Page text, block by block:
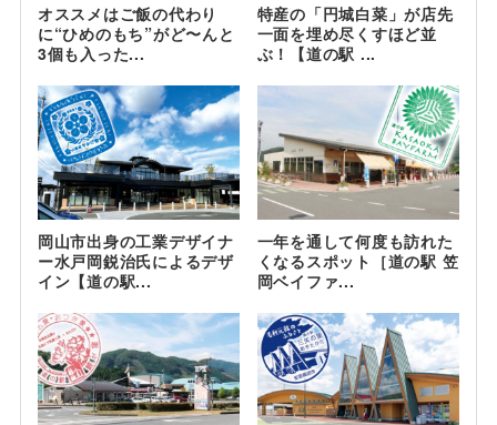
オススメはご飯の代わり
に“ひめのもち”がど〜んと
3個も入った...
特産の「円城白菜」が店先
一面を埋め尽くすほど並
ぶ！【道の駅 ...
岡山市出身の工業デザイナ
ー水戸岡鋭治氏によるデザ
イン【道の駅...
一年を通して何度も訪れた
くなるスポット［道の駅 笠
岡ベイファ...